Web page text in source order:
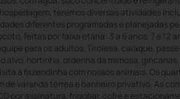
teremos diversas atividades
diferentes programadas e planejadas
feitas por faixa etária: 3 a 6 anos, 7 a 12
para os adultos. Tirolesa, caiaque,
alvo, hortinha, ordenha da mimosa,
à fazendinha com nossos animais. Os
de varanda térrea e banheiro privativo. As
por assinatura, frigobar, cofre e